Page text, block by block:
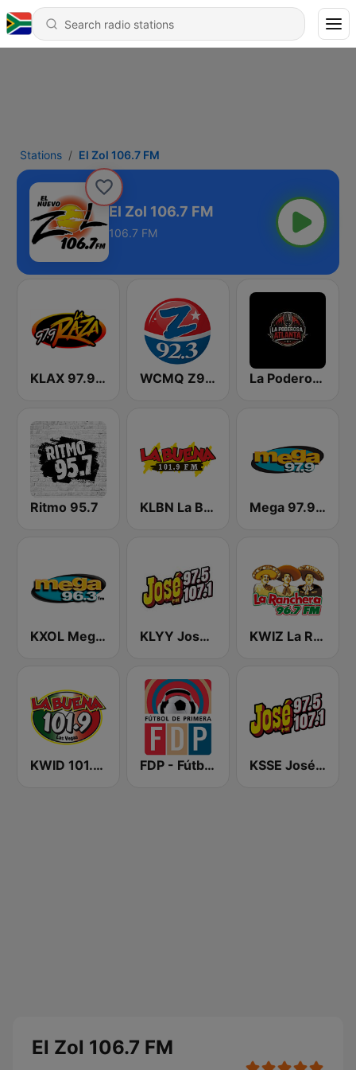
Stations El Zol 106.7 FM
El Zol 106.7 FM
106.7 FM
KLAX 97.9 La Raza FM WCMQ Z92 / Zeta 92.3 La Poderosa Atlanta
Ritmo 95.7 KLBN La Buena 101.9 FM Mega 97.9 FM
KXOL Mega 96.3 FM KLYY José 97.5 y 107.1 KWIZ La Ranchera 96.7 FM (US Only)
KWID 101.9 La Buena FDP - Fútbol de Primera KSSE José 97.5 y 107.1
El Zol 106.7 FM